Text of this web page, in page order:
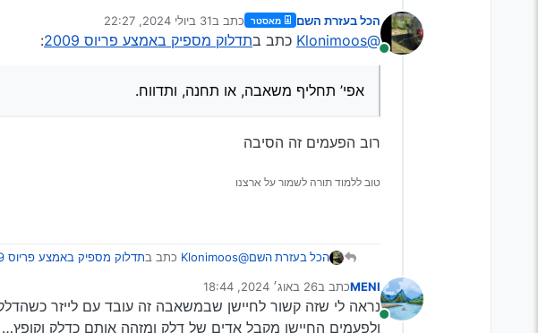
@עניו-כמשהכתב בתדלוק מספיק באמצע פריוס 2009
זה לפעמים גם קשור לחיישן הספציפי של המשאבה, או
מחובר
הכל בעזרת השם מאסטר כתב ב31 ביולי 2024, 22:27
נערך לאחרונה על ידי
@Klonimoos כתב בתדלוק מספיק באמצע פריוס 2009 :
אפי’ תחליף משאבה, או תחנה, ותדווח.
רוב הפעמים זה הסיבה
טוב ללמוד תורה לשמור על ארצנו
הכל בעזרת השם@Klonimoos כתב בתדלוק מספיק באמצע פריוס 2009
אפי’ תחליף משאבה, או תחנה, ותדווח.
מחובר
MENIכתב ב26 באוג׳ 2024, 18:44
נערך לאחרונה על ידי
נראה לי שזה קשור לחיישן שבמשאבה זה עובד עם לייזר
ולפעמים החיישן מקבל אדים של דלק ומזהה אותם כדלק וקופץ…